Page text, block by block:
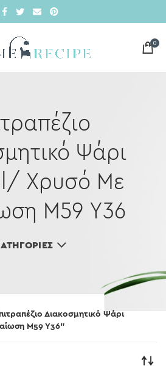
0
Ψάρι
Χρυσό Με
Μ59 Υ36
Διακοσμητικό Ψάρι
Μ59 Υ36”